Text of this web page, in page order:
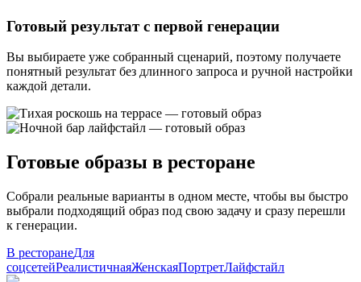
Готовый результат с первой генерации
Вы выбираете уже собранный сценарий, поэтому получаете
понятный результат без длинного запроса и ручной настройки
каждой детали.
Готовые образы в ресторане
Собрали реальные варианты в одном месте, чтобы вы быстро
выбрали подходящий образ под свою задачу и сразу перешли
к генерации.
В ресторанеДля
соцсетейРеалистичнаяЖенскаяПортретЛайфстайл